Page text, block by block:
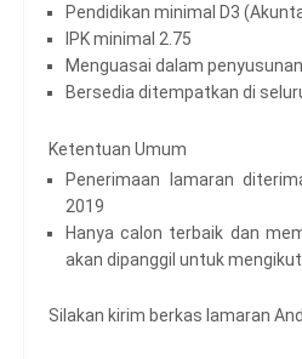
Pendidikan minimal D3
IPK minimal 2.75
Menguasai dalam
Bersedia ditempatkan di
Ketentuan Umum
Penerimaan lamaran
2019
Hanya calon terbaik dan
akan dipanggil untuk
Silakan kirim berkas lamaran